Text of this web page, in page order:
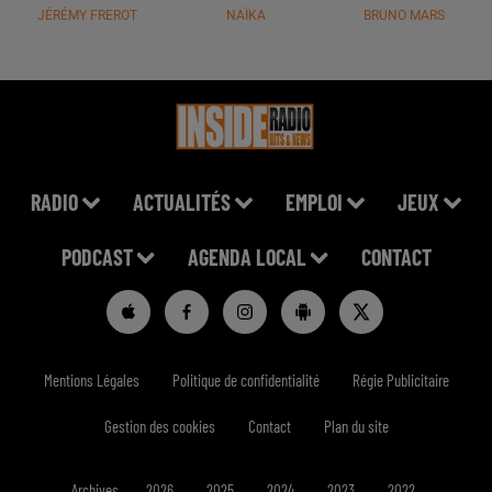
JÉRÉMY FREROT NAÏKA BRUNO MARS
RADIO ACTUALITÉS EMPLOI JEUX
PODCAST AGENDA LOCAL CONTACT
Mentions Légales Politique de confidentialité Régie Publicitaire
Gestion des cookies Contact Plan du site